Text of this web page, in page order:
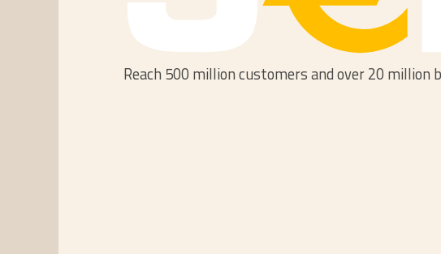
Reach 500 million customers and over 20 million